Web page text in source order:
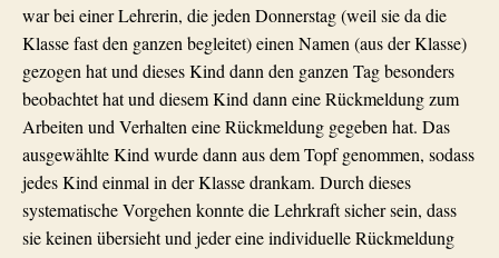
war bei einer Lehrerin, die jeden Donnerstag (weil sie da die
Klasse fast den ganzen begleitet) einen Namen (aus der Klasse)
gezogen hat und dieses Kind dann den ganzen Tag besonders
beobachtet hat und diesem Kind dann eine Rückmeldung zum
Arbeiten und Verhalten eine Rückmeldung gegeben hat. Das
ausgewählte Kind wurde dann aus dem Topf genommen, sodass
jedes Kind einmal in der Klasse drankam. Durch dieses
systematische Vorgehen konnte die Lehrkraft sicher sein, dass
sie keinen übersieht und jeder eine individuelle Rückmeldung